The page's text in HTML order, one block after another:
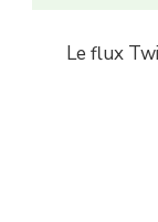
Le flux